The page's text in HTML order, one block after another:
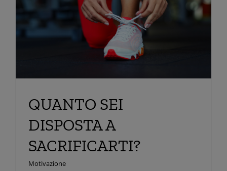
QUANTO SEI
DISPOSTA A
SACRIFICARTI?
Motivazione